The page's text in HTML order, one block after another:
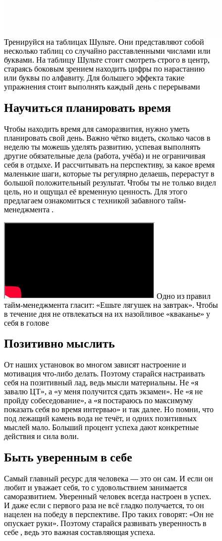
Тренируйся на таблицах Шульте. Они представляют собой
несколько таблиц со случайно расставленными числами или
буквами. На таблицу Шульте стоит смотреть строго в центр,
стараясь боковым зрением находить цифры по нарастанию
или буквы по алфавиту. Для большего эффекта такие
упражнения стоит выполнять каждый день с перерывами
Научиться планировать время
Чтобы находить время для саморазвития, нужно уметь
планировать свой день. Важно чётко видеть, сколько часов в
неделю ты можешь уделять развитию, успевая выполнять
другие обязательные дела (работа, учёба) и не ограничивая
себя в отдыхе. И рассчитывать на перспективу, за какое время
маленькие шаги, которые ты регулярно делаешь, перерастут в
большой положительный результат. Чтобы ты не только видел
цель, но и ощущал её временную ценность. Для этого
предлагаем ознакомиться с техникой забавного тайм-
менеджмента .
Одно из правил
тайм-менеджмента гласит: «Ешьте лягушек на завтрак». Чтобы
в течение дня не отвлекаться на их назойливое «кваканье» у
себя в голове
Позитивно мыслить
От наших установок во многом зависят настроение и
мотивация что-либо делать. Поэтому старайся настраивать
себя на позитивный лад, ведь мысли материальны. Не «я
завалю ЦТ», а «у меня получится сдать экзамен». Не «я не
пройду собеседование», а «я постараюсь по максимуму
показать себя во время интервью» и так далее. Но помни, что
под лежащий камень вода не течёт, и одних позитивных
мыслей мало. Больший процент успеха дают конкретные
действия и сила воли.
Быть уверенным в себе
Самый главный ресурс для человека — это он сам. И если он
любит и уважает себя, то с удовольствием занимается
саморазвитием. Уверенный человек всегда настроен в успех.
И даже если с первого раза не всё гладко получается, то он
нацелен на победу в перспективе. Про таких говорят: «Он не
опускает руки». Поэтому старайся развивать уверенность в
себе , ведь это важная составляющая успеха.